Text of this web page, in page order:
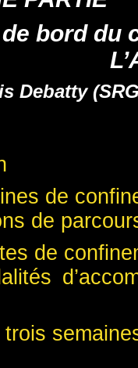
bord du
Debatty
de
de
de